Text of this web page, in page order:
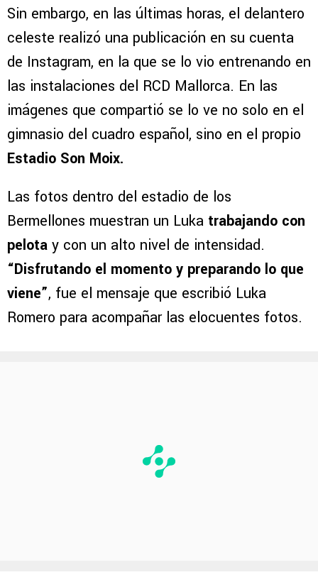
Sin embargo, en las últimas horas, el delantero
celeste realizó una publicación en su cuenta
de Instagram, en la que se lo vio entrenando en
las instalaciones del RCD Mallorca. En las
imágenes que compartió se lo ve no solo en el
gimnasio del cuadro español, sino en el propio
Estadio Son Moix.
Las fotos dentro del estadio de los
Bermellones muestran un Luka trabajando con
pelota y con un alto nivel de intensidad.
“Disfrutando el momento y preparando lo que
viene”, fue el mensaje que escribió Luka
Romero para acompañar las elocuentes fotos.